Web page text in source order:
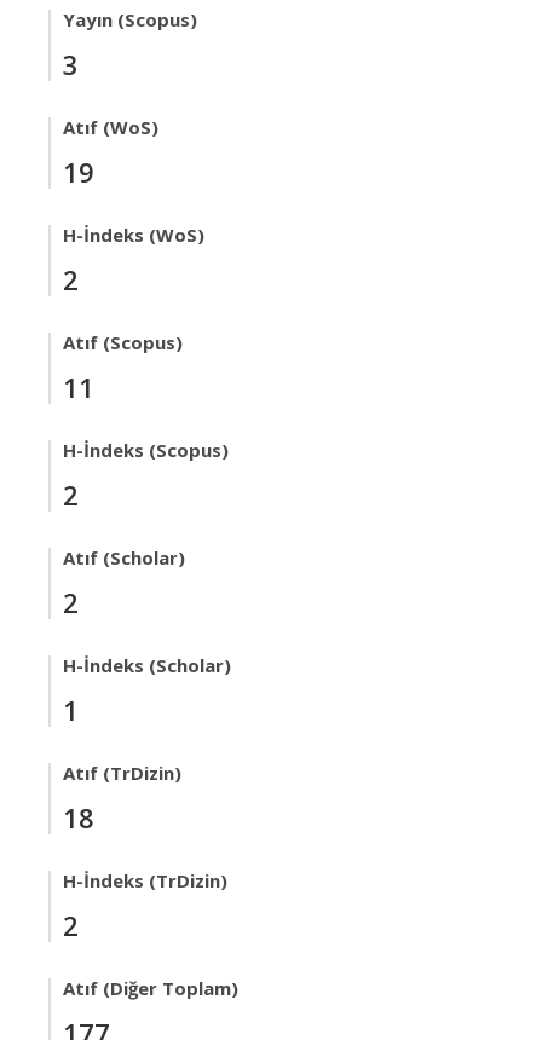
Yayın (Scopus)
3
Atıf (WoS)
19
H-İndeks (WoS)
2
Atıf (Scopus)
11
H-İndeks (Scopus)
2
Atıf (Scholar)
2
H-İndeks (Scholar)
1
Atıf (TrDizin)
18
H-İndeks (TrDizin)
2
Atıf (Diğer Toplam)
177